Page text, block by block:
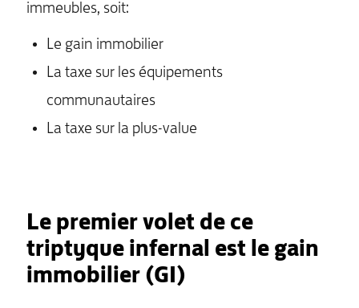
immeubles, soit:
Le gain immobilier
La taxe sur les équipements
communautaires
La taxe sur la plus-value
Le premier volet de ce
triptyque infernal est le gain
immobilier (GI)